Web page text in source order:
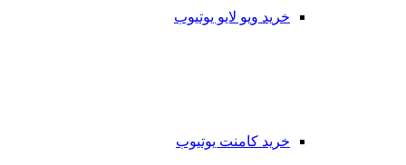
خرید ویو لایو یوتیوب
خرید کامنت یوتیوب